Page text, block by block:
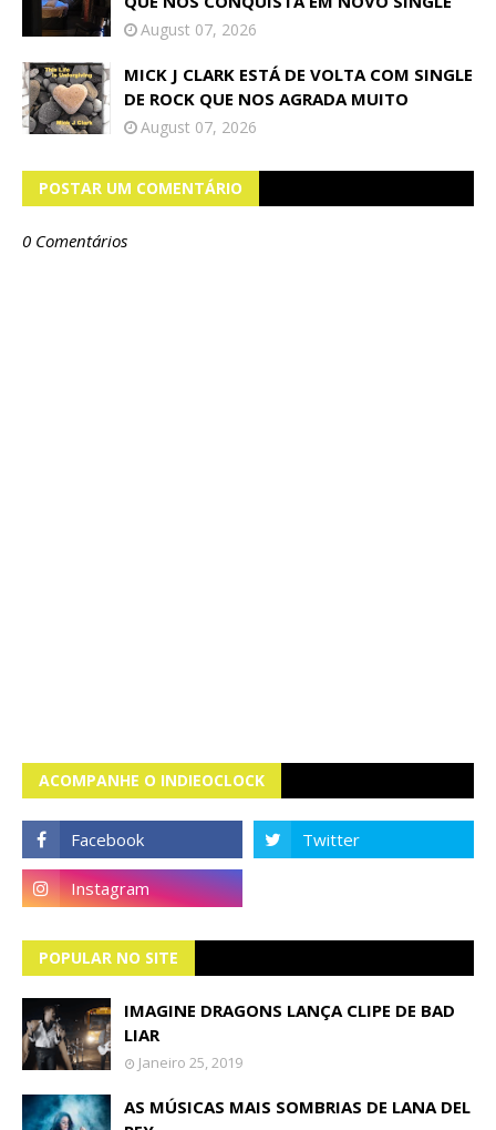
August 07, 2026
MICK J CLARK ESTÁ DE VOLTA COM SINGLE
DE ROCK QUE NOS AGRADA MUITO
August 07, 2026
POSTAR UM COMENTÁRIO
0 Comentários
ACOMPANHE O INDIEOCLOCK
POPULAR NO SITE
IMAGINE DRAGONS LANÇA CLIPE DE BAD
LIAR
Janeiro 25, 2019
AS MÚSICAS MAIS SOMBRIAS DE LANA DEL